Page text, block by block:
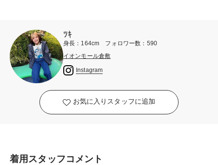
ﾂｷ
身長：164cm フォロワー数：590
イオンモール倉敷
Instagram
お気に入りスタッフに追加
着用スタッフコメント